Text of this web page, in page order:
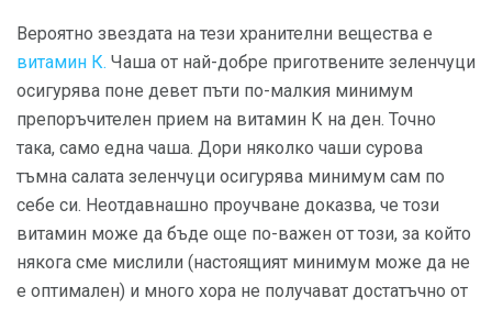
Вероятно звездата на тези хранителни вещества е
витамин К. Чаша от най-добре приготвените зеленчуци
осигурява поне девет пъти по-малкия минимум
препоръчителен прием на витамин К на ден. Точно
така, само една чаша. Дори няколко чаши сурова
тъмна салата зеленчуци осигурява минимум сам по
себе си. Неотдавнашно проучване доказва, че този
витамин може да бъде още по-важен от този, за който
някога сме мислили (настоящият минимум може да не
е оптимален) и много хора не получават достатъчно от